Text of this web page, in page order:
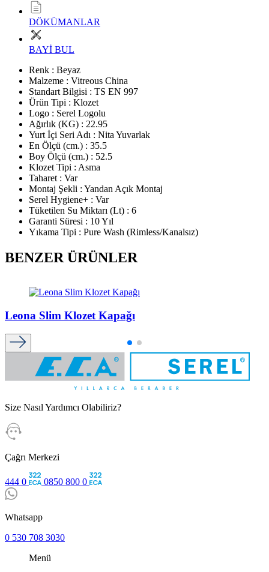
DÖKÜMANLAR
BAYİ BUL
Renk : Beyaz
Malzeme : Vitreous China
Standart Bilgisi : TS EN 997
Ürün Tipi : Klozet
Logo : Serel Logolu
Ağırlık (KG) : 22.95
Yurt İçi Seri Adı : Nita Yuvarlak
En Ölçü (cm.) : 35.5
Boy Ölçü (cm.) : 52.5
Klozet Tipi : Asma
Taharet : Var
Montaj Şekli : Yandan Açık Montaj
Serel Hygiene+ : Var
Tüketilen Su Miktarı (Lt) : 6
Garanti Süresi : 10 Yıl
Yıkama Tipi : Pure Wash (Rimless/Kanalsız)
BENZER ÜRÜNLER
Leona Slim Klozet Kapağı
Size Nasıl Yardımcı Olabiliriz?
Çağrı Merkezi
444 0 0850 800 0
Whatsapp
0 530 708 3030
Menü